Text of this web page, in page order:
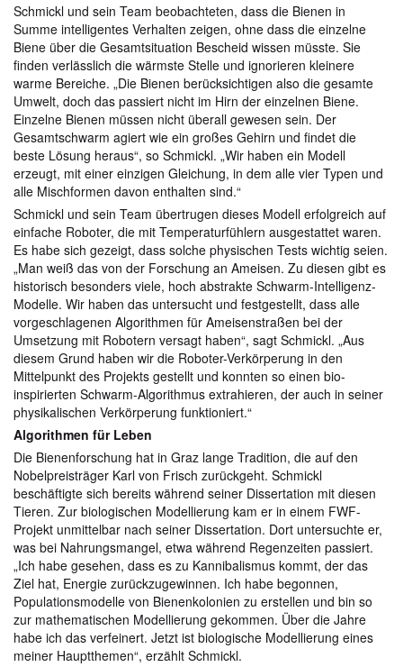
Schmickl und sein Team beobachteten, dass die Bienen in
Summe intelligentes Verhalten zeigen, ohne dass die einzelne
Biene über die Gesamtsituation Bescheid wissen müsste. Sie
finden verlässlich die wärmste Stelle und ignorieren kleinere
warme Bereiche. „Die Bienen berücksichtigen also die gesamte
Umwelt, doch das passiert nicht im Hirn der einzelnen Biene.
Einzelne Bienen müssen nicht überall gewesen sein. Der
Gesamtschwarm agiert wie ein großes Gehirn und findet die
beste Lösung heraus“, so Schmickl. „Wir haben ein Modell
erzeugt, mit einer einzigen Gleichung, in dem alle vier Typen und
alle Mischformen davon enthalten sind.“
Schmickl und sein Team übertrugen dieses Modell erfolgreich auf
einfache Roboter, die mit Temperaturfühlern ausgestattet waren.
Es habe sich gezeigt, dass solche physischen Tests wichtig seien.
„Man weiß das von der Forschung an Ameisen. Zu diesen gibt es
historisch besonders viele, hoch abstrakte Schwarm-Intelligenz-
Modelle. Wir haben das untersucht und festgestellt, dass alle
vorgeschlagenen Algorithmen für Ameisenstraßen bei der
Umsetzung mit Robotern versagt haben“, sagt Schmickl. „Aus
diesem Grund haben wir die Roboter-Verkörperung in den
Mittelpunkt des Projekts gestellt und konnten so einen bio-
inspirierten Schwarm-Algorithmus extrahieren, der auch in seiner
physikalischen Verkörperung funktioniert.“
Algorithmen für Leben
Die Bienenforschung hat in Graz lange Tradition, die auf den
Nobelpreisträger Karl von Frisch zurückgeht. Schmickl
beschäftigte sich bereits während seiner Dissertation mit diesen
Tieren. Zur biologischen Modellierung kam er in einem FWF-
Projekt unmittelbar nach seiner Dissertation. Dort untersuchte er,
was bei Nahrungsmangel, etwa während Regenzeiten passiert.
„Ich habe gesehen, dass es zu Kannibalismus kommt, der das
Ziel hat, Energie zurückzugewinnen. Ich habe begonnen,
Populationsmodelle von Bienenkolonien zu erstellen und bin so
zur mathematischen Modellierung gekommen. Über die Jahre
habe ich das verfeinert. Jetzt ist biologische Modellierung eines
meiner Hauptthemen“, erzählt Schmickl.